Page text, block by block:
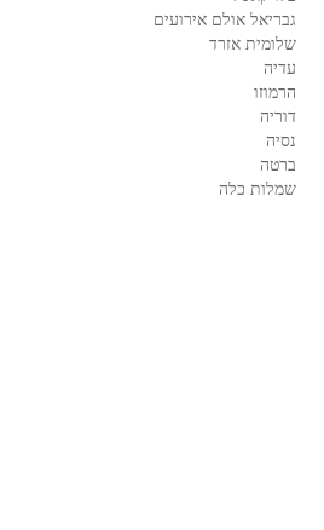
גבריאל אולם אירועים
שלומית אזרד
עדיה
הרמוזו
דוריה
נסיה
ברטה
שמלות כלה